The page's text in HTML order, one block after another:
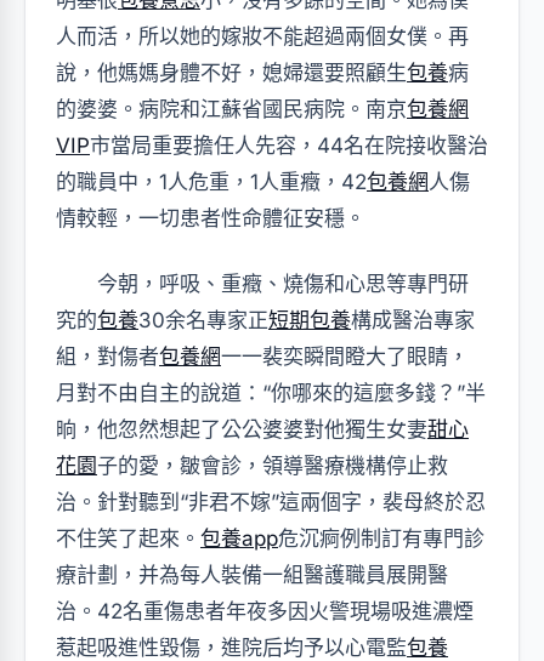
人而活，所以她的嫁妝不能超過兩個女僕。再
說，他媽媽身體不好，媳婦還要照顧生包養病
的婆婆。病院和江蘇省國民病院。南京包養網
VIP市當局重要擔任人先容，44名在院接收醫治
的職員中，1人危重，1人重癥，42包養網人傷
情較輕，一切患者性命體征安穩。
今朝，呼吸、重癥、燒傷和心思等專門研
究的包養30余名專家正短期包養構成醫治專家
組，對傷者包養網一一裴奕瞬間瞪大了眼睛，
月對不由自主的說道：“你哪來的這麼多錢？”半
晌，他忽然想起了公公婆婆對他獨生女妻甜心
花園子的愛，皺會診，領導醫療機構停止救
治。針對聽到“非君不嫁”這兩個字，裴母終於忍
不住笑了起來。 包養app危沉痾例制訂有專門診
療計劃，并為每人裝備一組醫護職員展開醫
治。42名重傷患者年夜多因火警現場吸進濃煙
惹起吸進性毀傷，進院后均予以心電監包養